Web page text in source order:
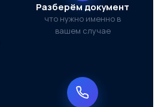
Разберём документ
что нужно именно в
вашем случае